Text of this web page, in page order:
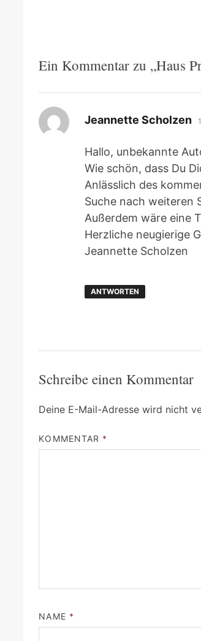
Ein Kommentar zu „Haus
Jeannette Scholzen
Hallo, unbekannte
Wie schön, dass Du
Anlässlich des
Suche nach weiteren
Außerdem wäre eine
Herzliche neugierige
Jeannette Scholzen
ANTWORTEN
Schreibe einen Kommentar
Deine E-Mail-Adresse wird nicht
KOMMENTAR *
NAME *